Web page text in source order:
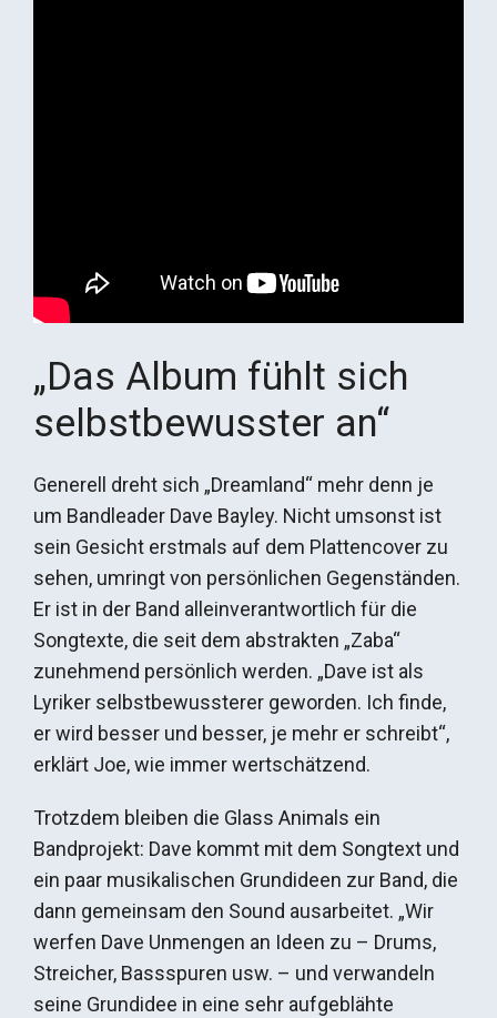
„Das Album fühlt sich
selbstbewusster an“
Generell dreht sich „Dreamland“ mehr denn je
um Bandleader Dave Bayley. Nicht umsonst ist
sein Gesicht erstmals auf dem Plattencover zu
sehen, umringt von persönlichen Gegenständen.
Er ist in der Band alleinverantwortlich für die
Songtexte, die seit dem abstrakten „Zaba“
zunehmend persönlich werden. „Dave ist als
Lyriker selbstbewussterer geworden. Ich finde,
er wird besser und besser, je mehr er schreibt“,
erklärt Joe, wie immer wertschätzend.
Trotzdem bleiben die Glass Animals ein
Bandprojekt: Dave kommt mit dem Songtext und
ein paar musikalischen Grundideen zur Band, die
dann gemeinsam den Sound ausarbeitet. „Wir
werfen Dave Unmengen an Ideen zu – Drums,
Streicher, Bassspuren usw. – und verwandeln
seine Grundidee in eine sehr aufgeblähte